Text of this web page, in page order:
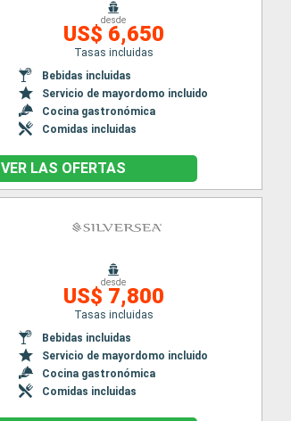
desde
US$ 6,650
Tasas incluidas
Bebidas incluidas
Servicio de mayordomo incluido
Cocina gastronómica
Comidas incluidas
VER LAS OFERTAS
desde
US$ 7,800
Tasas incluidas
Bebidas incluidas
Servicio de mayordomo incluido
Cocina gastronómica
Comidas incluidas